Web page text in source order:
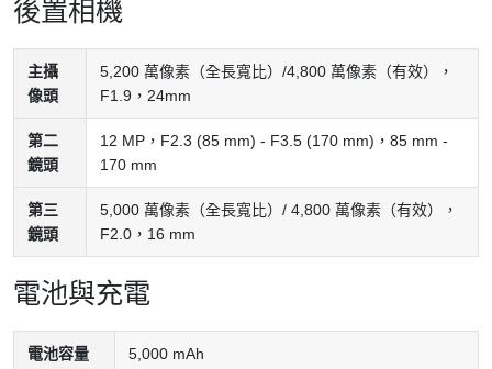
後置相機
主攝
像頭
5,200 萬像素（全長寬比）/4,800 萬像素（有效），
F1.9，24mm
第二
鏡頭
12 MP，F2.3 (85 mm) - F3.5 (170 mm)，85 mm -
170 mm
第三
鏡頭
5,000 萬像素（全長寬比）/ 4,800 萬像素（有效），
F2.0，16 mm
電池與充電
電池容量 5,000 mAh